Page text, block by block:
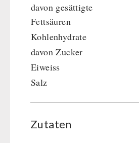
Hauptmahlzeiten
Ergänzungs-Pakete
Schutzraum-Ausrüstung
davon gesättigte
Fettsäuren
Kohlenhydrate
davon Zucker
Eiweiss
Salz
Zutaten